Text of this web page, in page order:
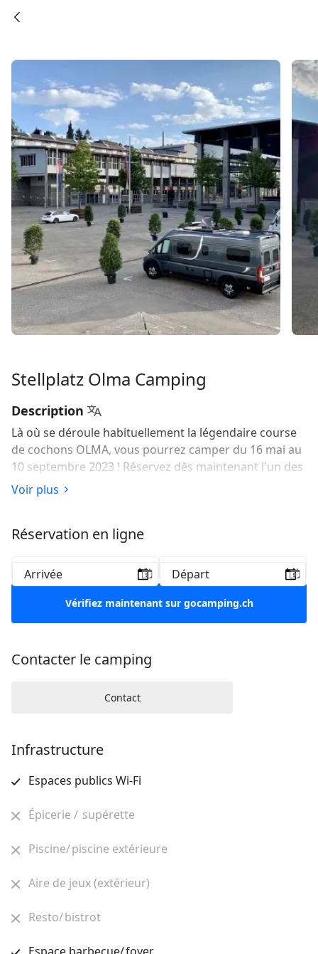
Stellplatz Olma Camping
Description
Là où se déroule habituellement la légendaire course
de cochons OLMA, vous pourrez camper du 16 mai au
10 septembre 2023 ! Réservez dès maintenant l'un des
sept emplacements pour camping-cars, que vous
soyez en famille, entre amis ou en amoureux : une
l'ambiance urbaine de notre camping en plein cœur de
Voir plus
Réservation en ligne
Contacter le camping
Contact
Infrastructure
Espaces publics Wi-Fi
Épicerie / supérette
Piscine/ piscine extérieure
Aire de jeux (extérieur)
Resto/ bistrot